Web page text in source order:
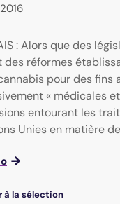
2016
: Alors que des
des réformes
pour des fins
« médicales
entourant les
Unies en matière
à la sélection